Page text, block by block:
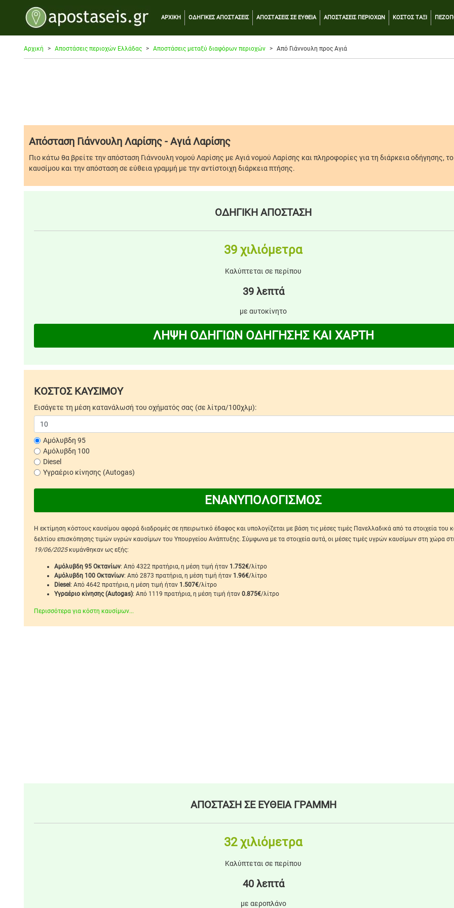
ΑΡΧΙΚΗ ΟΔΗΓΙΚΕΣ ΑΠΟΣΤΑΣΕΙΣ ΑΠΟΣΤΑΣΕΙΣ ΣΕ ΕΥΘΕΙΑ ΑΠΟΣΤΑΣΕΙΣ ΠΕΡΙΟΧΩΝ ΚΟΣΤΟΣ ΤΑΞΙ
Αρχική Αποστάσεις περιοχών Ελλάδας Αποστάσεις μεταξύ διαφόρων περιοχών Από Γιάννουλη προς Αγιά
Απόσταση Γιάννουλη Λαρίσης - Αγιά Λαρίσης
Πιο κάτω θα βρείτε την απόσταση Γιάννουλη νομού Λαρίσης με Αγιά νομού Λαρίσης και πληροφορίες για τη διάρκεια οδήγησης,
καυσίμου και την απόσταση σε εύθεια γραμμή με την αντίστοιχη διάρκεια πτήσης.
ΟΔΗΓΙΚΗ ΑΠΟΣΤΑΣΗ
39 χιλιόμετρα
Καλύπτεται σε περίπου
39 λεπτά
με αυτοκίνητο
ΛΗΨΗ ΟΔΗΓΙΩΝ ΟΔΗΓΗΣΗΣ ΚΑΙ ΧΑΡΤΗ
ΚΟΣΤΟΣ ΚΑΥΣΙΜΟΥ
Εισάγετε τη μέση κατανάλωσή του οχήματός σας (σε λίτρα/100χλμ):
Αμόλυβδη 95
Αμόλυβδη 100
Diesel
Υγραέριο κίνησης (Autogas)
ΕΝΑΝΥΠΟΛΟΓΙΣΜΟΣ
Η εκτίμηση κόστους καυσίμου αφορά διαδρομές σε ηπειρωτικό έδαφος και υπολογίζεται με βάση τις μέσες τιμές Πανελλαδικά από τα στοιχεία του
δελτίου επισκόπησης τιμών υγρών καυσίμων του Υπουργείου Ανάπτυξης. Σύμφωνα με τα στοιχεία αυτά, οι μέσες τιμές υγρών καυσίμων στη χώρα
19/06/2025κυμάνθηκαν ως εξής:
Αμόλυβδη 95 Οκτανίων: Από 4322 πρατήρια, η μέση τιμή ήταν 1.752€/λίτρο
Αμόλυβδη 100 Οκτανίων: Από 2873 πρατήρια, η μέση τιμή ήταν 1.96€/λίτρο
Diesel: Από 4642 πρατήρια, η μέση τιμή ήταν 1.507€/λίτρο
Υγραέριο κίνησης (Autogas): Από 1119 πρατήρια, η μέση τιμή ήταν 0.875€/λίτρο
Περισσότερα για κόστη καυσίμων...
ΑΠΟΣΤΑΣΗ ΣΕ ΕΥΘΕΙΑ ΓΡΑΜΜΗ
32 χιλιόμετρα
Καλύπτεται σε περίπου
40 λεπτά
με αεροπλάνο